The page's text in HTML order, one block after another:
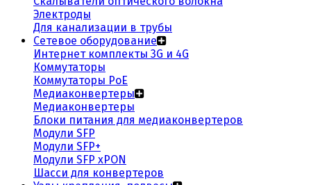
Электроды
Для канализации в трубы
Сетевое оборудование
Интернет комплекты 3G и 4G
Коммутаторы
Коммутаторы PoE
Медиаконвертеры
Медиаконвертеры
Блоки питания для медиаконвертеров
Модули SFP
Модули SFP+
Модули SFP xPON
Шасси для конвертеров